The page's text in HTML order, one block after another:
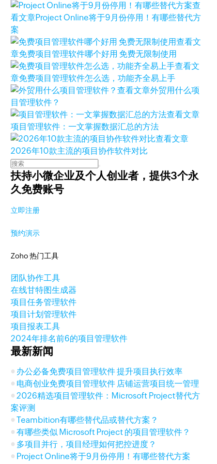
查
看文章Project Online将于9月份停用！有哪些替代方
案
查看文
章免费项目管理软件哪个好用 免费无限制使用
查看文
章免费项目管理软件怎么选，功能齐全易上手
查看文章外贸用什么项
目管理软件？
查看文章
项目管理软件：一文掌握数据汇总的方法
查看文章
2026年10款主流的项目协作软件对比
扶持小微企业及个人创业者，提供3个永
久免费账号
立即注册
预约演示
Zoho 热门工具
团队协作工具
在线甘特图生成器
项目任务管理软件
项目计划管理软件
项目报表工具
2024年排名前6的项目管理软件
最新新闻
办公必备免费项目管理软件 提升项目执行效率
电商创业免费项目管理软件 店铺运营项目统一管理
2026精选项目管理软件：Microsoft Project替代方
案评测
Teambition有哪些替代品或替代方案？
有哪些类似 Microsoft Project 的项目管理软件？
多项目并行，项目经理如何把控进度？
Project Online将于9月份停用！有哪些替代方案